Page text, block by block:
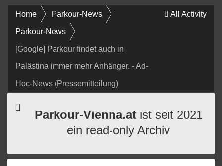
All Activity
Home Parkour-News
Parkour-News
[Google] Parkour findet auch in
Palästina immer mehr Anhänger. - Ad-
Hoc-News (Pressemitteilung)
Parkour-Vienna.atist seit 2021
ein read-only Archiv